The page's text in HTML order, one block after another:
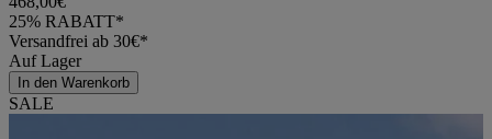
25% RABATT*
Versandfrei ab 30€*
Auf Lager
In den Warenkorb
SALE